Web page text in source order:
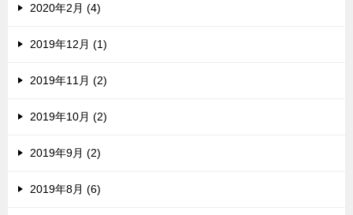
2020年2月 (4)
2019年12月 (1)
2019年11月 (2)
2019年10月 (2)
2019年9月 (2)
2019年8月 (6)